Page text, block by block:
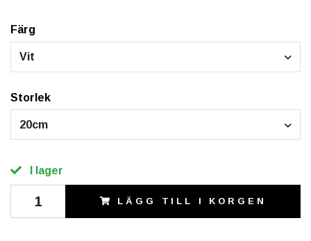
Färg
Vit
Storlek
20cm
I lager
LÄGG TILL I KORGEN